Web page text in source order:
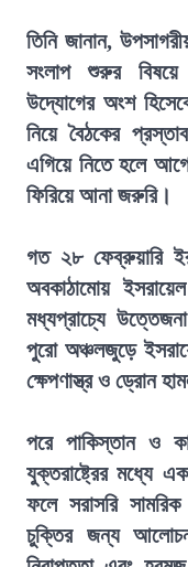
তিনি জানান,
সংলাপ শুরুর বিষয়ে
উদ্যোগের অংশ
নিয়ে বৈঠকের
এগিয়ে নিতে হলে
ফিরিয়ে আনা জরুরি।
গত ২৮ ফেব্রুয়ারি
অবকাঠামোয়
মধ্যপ্রাচ্যে
পুরো অঞ্চলজুড়ে
ক্ষেপণাস্ত্র ও ড্রোন
পরে পাকিস্তান ও
যুক্তরাষ্ট্রের মধ্যে
ফলে সরাসরি
চুক্তির জন্য